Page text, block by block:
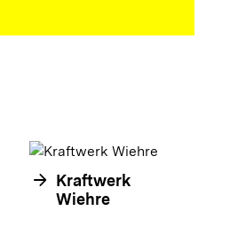
arrow_forward Kraftwerk
Wiehre